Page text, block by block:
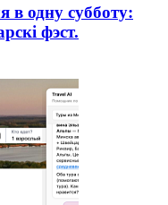
в одну субботу:
фэст.